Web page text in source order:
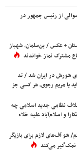
از رئیس جمهور در
+ عکس / بن‌سلمان، شهباز
مشترک نماز خواندند
شورش در ایران شد / تد
یا مریم رجوی، هر کسی جز
نظامی جدید اسلامی چه
و اسلام‌آباد علیه خلاء
شو آف‌های لازم برای بازیگر
نمک‌گیر می‌کند